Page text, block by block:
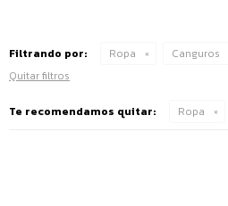
Filtrando por: Ropa Canguros
Quitar filtros
Te recomendamos quitar: Ropa